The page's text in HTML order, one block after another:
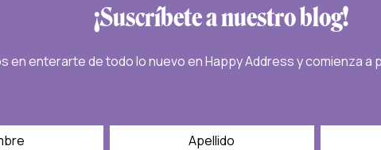
¡Suscríbete a nuestro blog!
en enterarte de todo lo nuevo en Happy Address y comienza a